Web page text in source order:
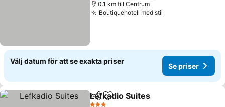
0.1 km till Centrum
Boutiquehotell med stil
Välj datum för att se exakta priser
Se priser
Dela Lägg till i Mina Favoriter
Lefkadio Suites